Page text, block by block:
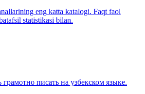
eng katta katalogi. Faqt faol
statistikasi bilan.
писать на узбекском языке.